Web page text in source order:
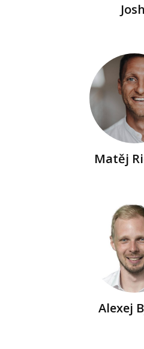
Matěj
Alexej